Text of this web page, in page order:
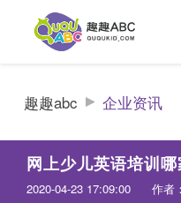
趣趣abc 企业资讯
网上少儿英语培训
2020-04-23 17:09:00 作者